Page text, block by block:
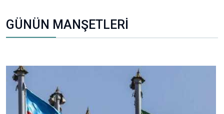
GÜNÜN MANŞETLERİ